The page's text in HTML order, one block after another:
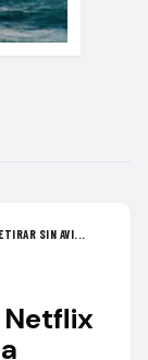
SIN AVI...